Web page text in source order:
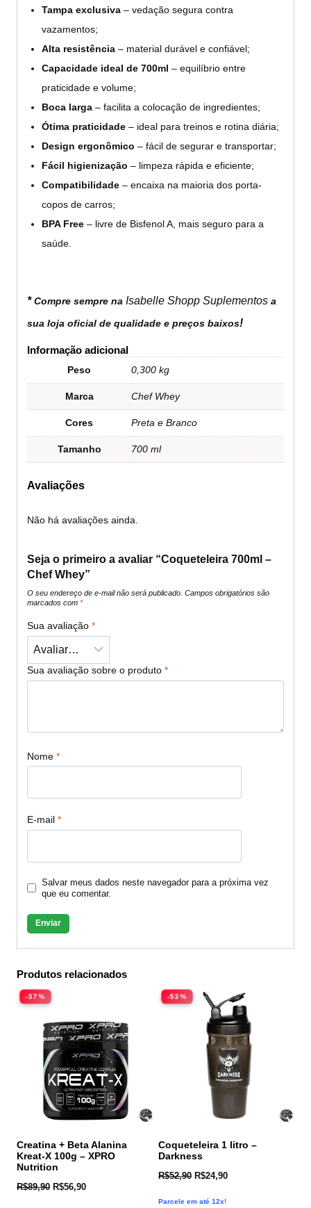
Tampa exclusiva – vedação segura contra
vazamentos;
Alta resistência – material durável e confiável;
Capacidade ideal de 700ml – equilíbrio entre
praticidade e volume;
Boca larga – facilita a colocação de ingredientes;
Ótima praticidade – ideal para treinos e rotina diária;
Design ergonômico – fácil de segurar e transportar;
Fácil higienização – limpeza rápida e eficiente;
Compatibilidade – encaixa na maioria dos porta-
copos de carros;
BPA Free – livre de Bisfenol A, mais seguro para a
saúde.
*Compre sempre na Isabelle Shopp Suplementos a
sua loja oficial de qualidade e preços baixos!
Informação adicional
Peso 0,300 kg
Marca Chef Whey
Cores Preta e Branco
Tamanho 700 ml
Avaliações
Não há avaliações ainda.
Seja o primeiro a avaliar “Coqueteleira 700ml –
Chef Whey”
O seu endereço de e-mail não será publicado. Campos obrigatórios são
marcados com *
Sua avaliação *
Sua avaliação sobre o produto *
Nome *
E-mail *
Salvar meus dados neste navegador para a próxima vez
que eu comentar.
Produtos relacionados
-37%
Creatina + Beta Alanina
Kreat-X 100g – XPRO
Nutrition
R$89,90 R$56,90
-53%
Coqueteleira 1 litro –
Darkness
R$52,90 R$24,90
Parcele em até 12x!